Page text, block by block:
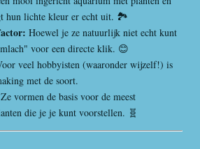
hun lichte kleur er echt uit. 🏞️
Hoewel je ze natuurlijk niet echt kunt
voor een directe klik. 😊
veel hobbyisten (waaronder wijzelf!) is
met de soort.
Ze vormen de basis voor de meest
die je je kunt voorstellen. 🧬